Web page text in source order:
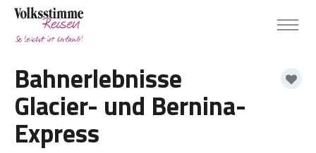
Bahnerlebnisse
Glacier- und Bernina-
Express